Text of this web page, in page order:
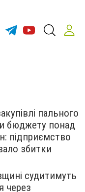
пального
бюджету понад
підприємство
збитки
судитимуть
через